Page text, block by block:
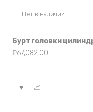
Нет в наличии
Бурт головки
₽67,082.00